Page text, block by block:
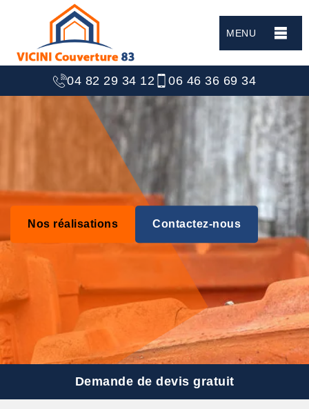
MENU
04 82 29 34 12 06 46 36 69 34
Nos réalisations Contactez-nous
Demande de devis gratuit